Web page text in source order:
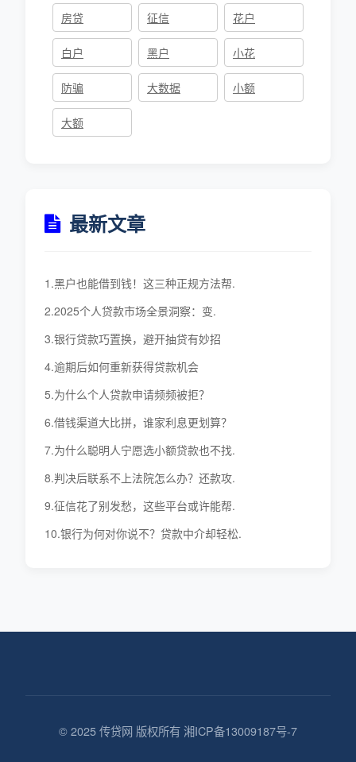
房贷 征信 花户
白户 黑户 小花
防骗 大数据 小额
大额
最新文章
1.黑户也能借到钱！这三种正规方法帮.
2.2025个人贷款市场全景洞察：变.
3.银行贷款巧置换，避开抽贷有妙招
4.逾期后如何重新获得贷款机会
5.为什么个人贷款申请频频被拒？
6.借钱渠道大比拼，谁家利息更划算？
7.为什么聪明人宁愿选小额贷款也不找.
8.判决后联系不上法院怎么办？还款攻.
9.征信花了别发愁，这些平台或许能帮.
10.银行为何对你说不？贷款中介却轻松.
© 2025 传贷网 版权所有 湘ICP备13009187号-7